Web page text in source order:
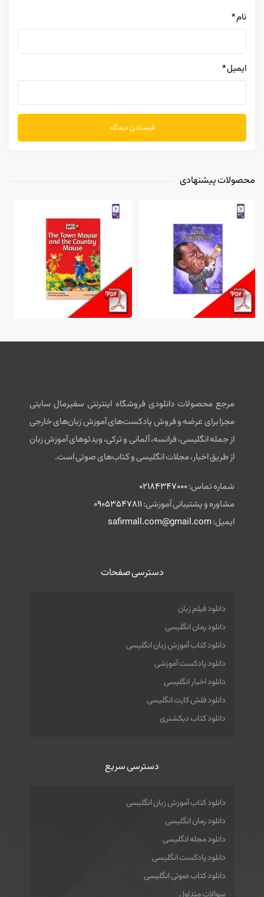
نام*
ایمیل*
محصولات پیشنهادی
مرجع محصولات دانلودی فروشگاه اینترنتی سفیرمال سایتی
مجزا برای عرضه و فروش پادکست‌های آموزش زبان‌های خارجی
از جمله انگلیسی، فرانسه، آلمانی و ترکی، ویدئوهای آموزش زبان
از طریق اخبار، مجلات انگلیسی و کتاب‌های صوتی است.
شماره تماس:02184347000
مشاوره و پشتیبانی آموزشی:09053547811
ایمیل:safirmall.com@gmail.com
دسترسی صفحات
دانلود فیلم زبان
دانلود رمان انگلیسی
دانلود کتاب آموزش زبان انگلیسی
دانلود پادکست آموزشی
دانلود اخبار انگلیسی
دانلود فلش کارت انگلیسی
دانلود کتاب دیکشنری
دسترسی سریع
دانلود کتاب آموزش زبان انگلیسی
دانلود رمان انگلیسی
دانلود مجله انگلیسی
دانلود پادکست انگلیسی
دانلود کتاب صوتی انگلیسی